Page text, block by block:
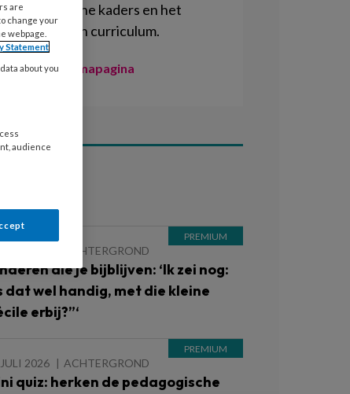
Pedagogische kaders en het
Pedagogisch curriculum.
Naar de themapagina
ACHTERGROND
die je bijblijven: ‘Ik zei nog:
dat wel handig, met die kleine
erbij?”‘
2026 ACHTERGROND
quiz: herken de pedagogische
are
change your
webpage.
Statement
about you
audience